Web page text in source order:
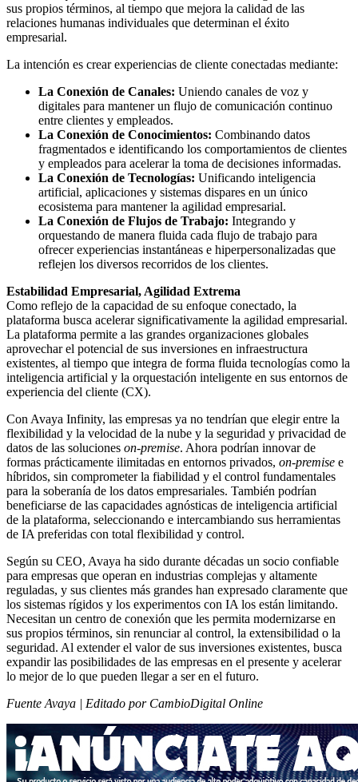
sus propios términos, al tiempo que mejora la calidad de las
relaciones humanas individuales que determinan el éxito
empresarial.
La intención es crear experiencias de cliente conectadas mediante:
La Conexión de Canales: Uniendo canales de voz y
digitales para mantener un flujo de comunicación continuo
entre clientes y empleados.
La Conexión de Conocimientos: Combinando datos
fragmentados e identificando los comportamientos de clientes
y empleados para acelerar la toma de decisiones informadas.
La Conexión de Tecnologías: Unificando inteligencia
artificial, aplicaciones y sistemas dispares en un único
ecosistema para mantener la agilidad empresarial.
La Conexión de Flujos de Trabajo: Integrando y
orquestando de manera fluida cada flujo de trabajo para
ofrecer experiencias instantáneas e hiperpersonalizadas que
reflejen los diversos recorridos de los clientes.
Estabilidad Empresarial, Agilidad Extrema
Como reflejo de la capacidad de su enfoque conectado, la
plataforma busca acelerar significativamente la agilidad empresarial.
La plataforma permite a las grandes organizaciones globales
aprovechar el potencial de sus inversiones en infraestructura
existentes, al tiempo que integra de forma fluida tecnologías como la
inteligencia artificial y la orquestación inteligente en sus entornos de
experiencia del cliente (CX).
Con Avaya Infinity, las empresas ya no tendrían que elegir entre la
flexibilidad y la velocidad de la nube y la seguridad y privacidad de
datos de las soluciones on-premise. Ahora podrían innovar de
formas prácticamente ilimitadas en entornos privados, on-premise e
híbridos, sin comprometer la fiabilidad y el control fundamentales
para la soberanía de los datos empresariales. También podrían
beneficiarse de las capacidades agnósticas de inteligencia artificial
de la plataforma, seleccionando e intercambiando sus herramientas
de IA preferidas con total flexibilidad y control.
Según su CEO, Avaya ha sido durante décadas un socio confiable
para empresas que operan en industrias complejas y altamente
reguladas, y sus clientes más grandes han expresado claramente que
los sistemas rígidos y los experimentos con IA los están limitando.
Necesitan un centro de conexión que les permita modernizarse en
sus propios términos, sin renunciar al control, la extensibilidad o la
seguridad. Al extender el valor de sus inversiones existentes, busca
expandir las posibilidades de las empresas en el presente y acelerar
lo mejor de lo que pueden llegar a ser en el futuro.
Fuente Avaya | Editado por CambioDigital Online